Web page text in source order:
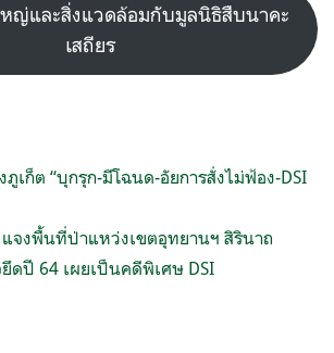
ญ่และสิ่งแวดล้อมกับมูลนิธิสืบนาคะ
เสถียร
เก็ต “บุกรุก-มีโฉนด-อัยการสั่งไม่ฟ้อง-DSI
จงพื้นที่ป่าแหว่งเขตอุทยานฯ สิรินาถ
ดปี 64 เผยเป็นคดีพิเศษ DSI